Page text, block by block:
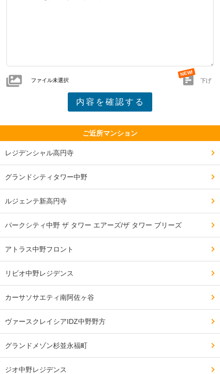
ファイル未選択 下げ
ご近所マンション
レジデンシャル高円寺
グランドシティタワー中野
ルジェンテ新高円寺
パークシティ中野 ザ タワー エアーズ/ザ タワー ブリーズ
アトラス中野フロント
リビオ中野レジデンス
カーサソサエティ南阿佐ヶ谷
ヴァースクレイシアIDZ中野野方
グランドメゾン杉並永福町
ジオ中野レジデンス